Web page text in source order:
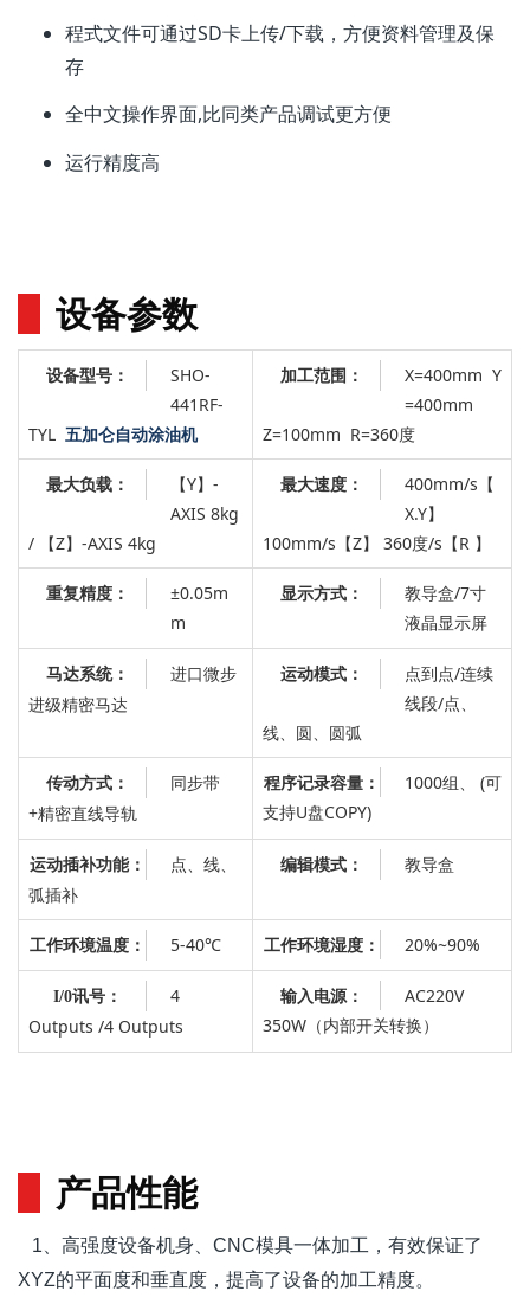
程式文件可通过SD卡上传/下载，方便资料管理及保
存
全中文操作界面,比同类产品调试更方便
运行精度高
设备参数
设备型号：
SHO-
441RF-
TYL 五加仑自动涂油机
加工范围： X=400mm Y
=400mm
Z=100mm R=360度
最大负载： 【Y】 -
AXIS 8kg
/
【Z】 -AXIS 4kg
最大速度：
400mm/s【
X.Y】
100mm/s【Z】 360度/s【R 】
重复精度：
±0.05m
m
显示方式：
教导盒/7寸
液晶显示屏
马达系统：
进口微步
进级精密马达
运动模式：
点到点/连续
线段/点、
线、圆、圆弧
传动方式：
同步带
+精密直线导轨
程序记录容量：
1000组、 (可
支持U盘COPY)
运动插补功能：
点、线、
弧插补
编辑模式： 教导盒
工作环境温度： 5-40℃ 工作环境湿度： 20%~90%
I/0讯号：
4
Outputs /4 Outputs
输入电源：
AC220V
350W（内部开关转换）
产品性能
1、高强度设备机身、CNC模具一体加工，有效保证了
XYZ的平面度和垂直度，提高了设备的加工精度。